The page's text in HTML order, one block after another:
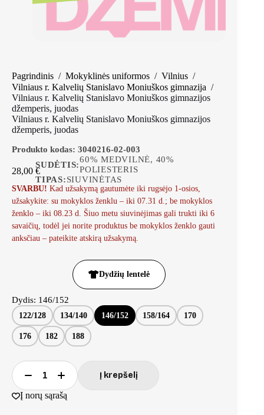
Pagrindinis / Mokyklinės uniformos / Vilnius /
Vilniaus r. Kalvelių Stanislavo Moniuškos gimnazija /
Vilniaus r. Kalvelių Stanislavo Moniuškos gimnazijos
džemperis, juodas
Vilniaus r. Kalvelių Stanislavo Moniuškos gimnazijos
džemperis, juodas
Produkto kodas: 3040216-02-003
SUDĖTIS:
60% MEDVILNĖ, 40%
POLIESTERIS
TIPAS:SIUVINĖTAS
28,00 €
SVARBU! Kad užsakymą gautumėte iki rugsėjo 1-osios,
užsakykite: su mokyklos ženklu – iki 07.31 d.; be mokyklos
ženklo – iki 08.23 d. Šiuo metu siuvinėjimas gali trukti iki 6
savaičių, todėl jei norite produktus be mokyklos ženklo gauti
anksčiau – pateikite atskirą užsakymą.
Dydžių lentelė
Dydis: 146/152
122/128 134/140 146/152 158/164 170
176 182 188
Į krepšelį
Į norų sąrašą